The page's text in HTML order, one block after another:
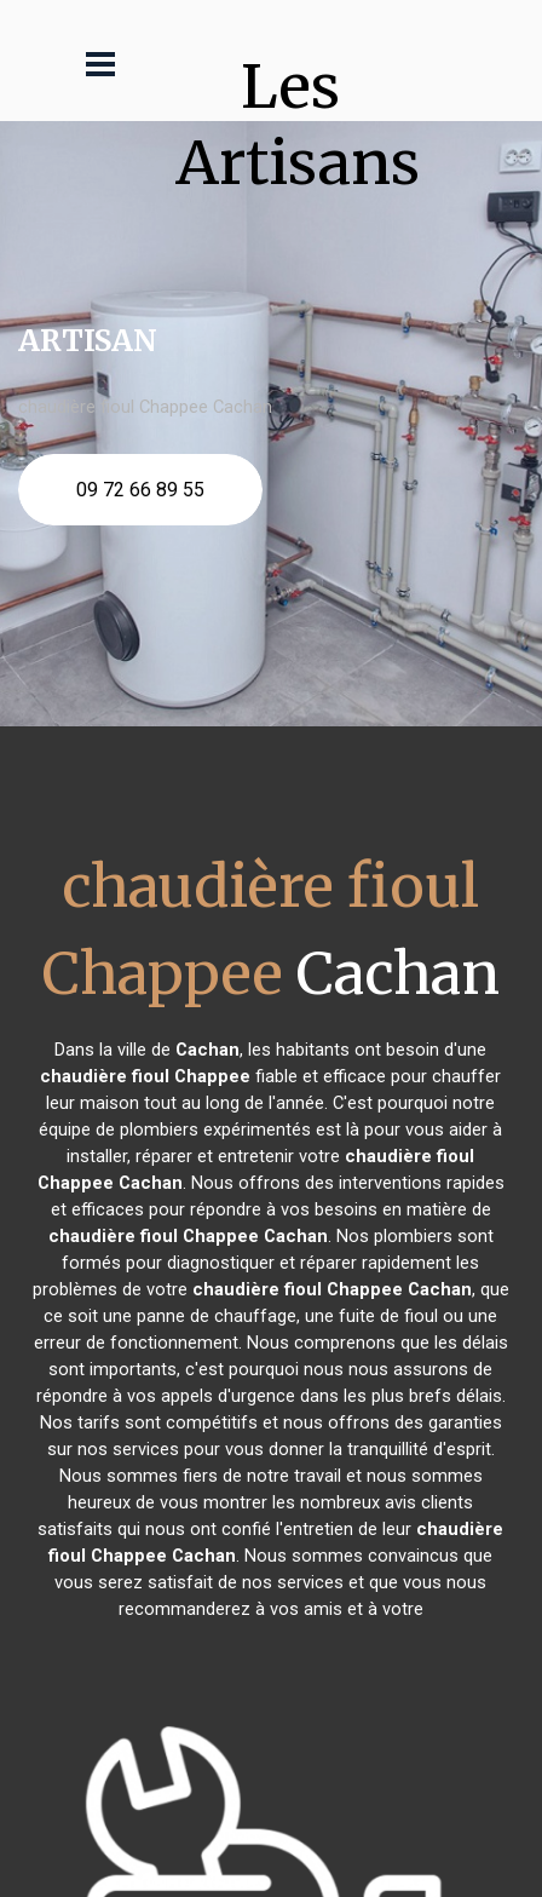
Les
Artisans
ARTISAN
chaudière fioul Chappee Cachan
09 72 66 89 55
chaudière fioul
Chappee Cachan
Dans la ville de Cachan, les habitants ont besoin d'une
chaudière fioul Chappee fiable et efficace pour chauffer
leur maison tout au long de l'année. C'est pourquoi notre
équipe de plombiers expérimentés est là pour vous aider à
installer, réparer et entretenir votre chaudière fioul
Chappee Cachan. Nous offrons des interventions rapides
et efficaces pour répondre à vos besoins en matière de
chaudière fioul Chappee Cachan. Nos plombiers sont
formés pour diagnostiquer et réparer rapidement les
problèmes de votre chaudière fioul Chappee Cachan, que
ce soit une panne de chauffage, une fuite de fioul ou une
erreur de fonctionnement. Nous comprenons que les délais
sont importants, c'est pourquoi nous nous assurons de
répondre à vos appels d'urgence dans les plus brefs délais.
Nos tarifs sont compétitifs et nous offrons des garanties
sur nos services pour vous donner la tranquillité d'esprit.
Nous sommes fiers de notre travail et nous sommes
heureux de vous montrer les nombreux avis clients
satisfaits qui nous ont confié l'entretien de leur chaudière
fioul Chappee Cachan. Nous sommes convaincus que
vous serez satisfait de nos services et que vous nous
recommanderez à vos amis et à votre